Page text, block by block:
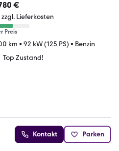
€
Lieferkosten
Preis
km • 92 kW (125 PS) • Benzin
Top Zustand!
Kontakt Parken